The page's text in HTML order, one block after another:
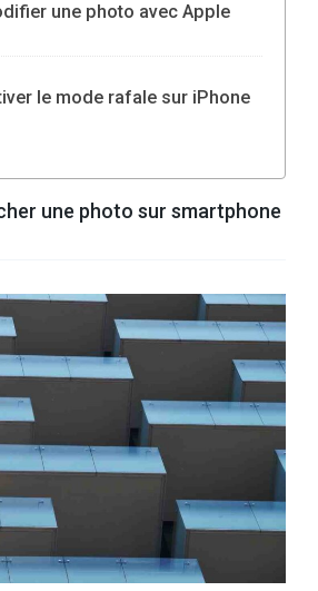
une photo avec Apple
le mode rafale sur iPhone
une photo sur smartphone